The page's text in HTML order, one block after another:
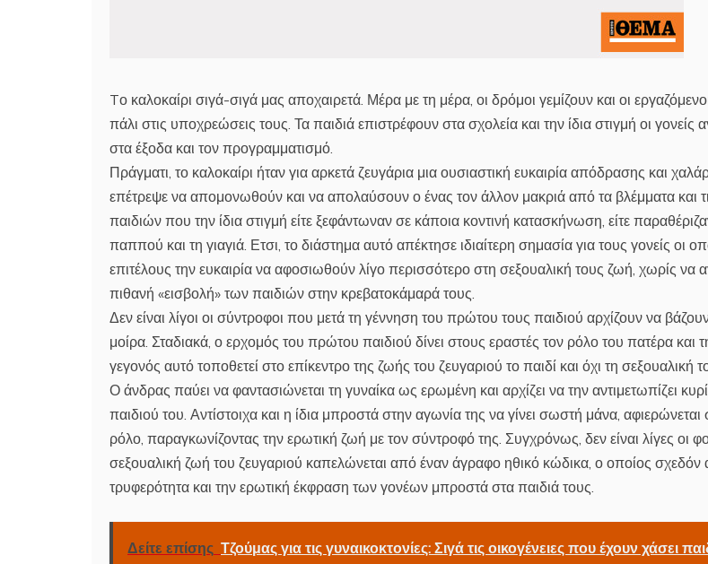
Tο καλοκαίρι σιγά-σιγά μας αποχαιρετά. Μέρα με τη μέρα, οι δρόμοι γεμίζουν και οι
πάλι στις υποχρεώσεις τους. Τα παιδιά επιστρέφουν στα σχολεία και την ίδια στιγμή οι
στα έξοδα και τον προγραμματισμό.
Πράγματι, το καλοκαίρι ήταν για αρκετά ζευγάρια μια ουσιαστική ευκαιρία απόδρασης και
επέτρεψε να απομονωθούν και να απολαύσουν ο ένας τον άλλον μακριά από τα βλέμματα και
παιδιών που την ίδια στιγμή είτε ξεφάντωναν σε κάποια κοντινή κατασκήνωση, είτε
παππού και τη γιαγιά. Ετσι, το διάστημα αυτό απέκτησε ιδιαίτερη σημασία για τους γονείς οι
επιτέλους την ευκαιρία να αφοσιωθούν λίγο περισσότερο στη σεξουαλική τους ζωή, χωρίς να
πιθανή «εισβολή» των παιδιών στην κρεβατοκάμαρά τους.
Δεν είναι λίγοι οι σύντροφοι που μετά τη γέννηση του πρώτου τους παιδιού αρχίζουν να
μοίρα. Σταδιακά, ο ερχομός του πρώτου παιδιού δίνει στους εραστές τον ρόλο του πατέρα και
γεγονός αυτό τοποθετεί στο επίκεντρο της ζωής του ζευγαριού το παιδί και όχι τη σεξουαλική
Ο άνδρας παύει να φαντασιώνεται τη γυναίκα ως ερωμένη και αρχίζει να την αντιμετωπίζει
παιδιού του. Αντίστοιχα και η ίδια μπροστά στην αγωνία της να γίνει σωστή μάνα, αφιερώνεται
ρόλο, παραγκωνίζοντας την ερωτική ζωή με τον σύντροφό της. Συγχρόνως, δεν είναι λίγες οι
σεξουαλική ζωή του ζευγαριού καπελώνεται από έναν άγραφο ηθικό κώδικα, ο οποίος σχεδόν
τρυφερότητα και την ερωτική έκφραση των γονέων μπροστά στα παιδιά τους.
Δείτε επίσης Τζούμας για τις γυναικοκτονίες: Σιγά τις οικογένειες που έχουν χάσει